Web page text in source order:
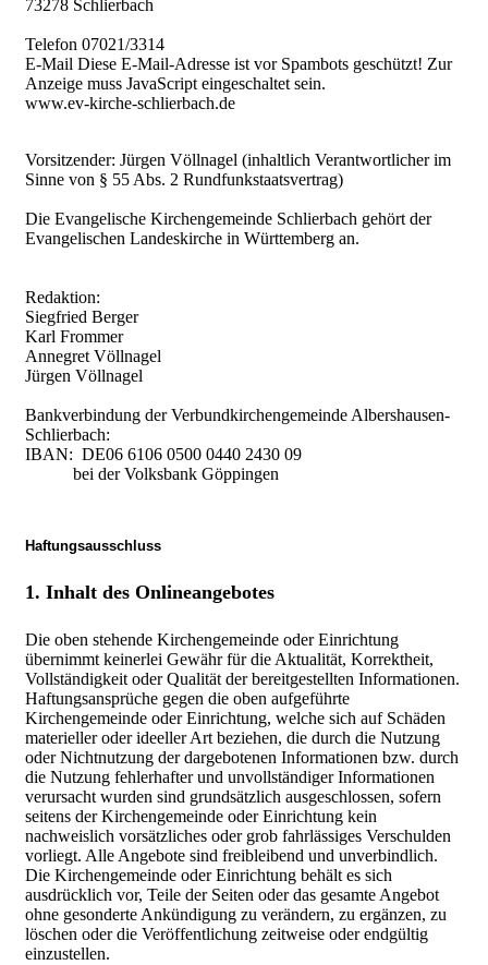
73278 Schlierbach
Telefon 07021/3314
E-Mail Diese E-Mail-Adresse ist vor Spambots geschützt! Zur
Anzeige muss JavaScript eingeschaltet sein.
www.ev-kirche-schlierbach.de
Vorsitzender: Jürgen Völlnagel (inhaltlich Verantwortlicher im
Sinne von § 55 Abs. 2 Rundfunkstaatsvertrag)
Die Evangelische Kirchengemeinde Schlierbach gehört der
Evangelischen Landeskirche in Württemberg an.
Redaktion:
Siegfried Berger
Karl Frommer
Annegret Völlnagel
Jürgen Völlnagel
Bankverbindung der Verbundkirchengemeinde Albershausen-
Schlierbach:
IBAN: DE06 6106 0500 0440 2430 09
bei der Volksbank Göppingen
Haftungsausschluss
1. Inhalt des Onlineangebotes
Die oben stehende Kirchengemeinde oder Einrichtung
übernimmt keinerlei Gewähr für die Aktualität, Korrektheit,
Vollständigkeit oder Qualität der bereitgestellten Informationen.
Haftungsansprüche gegen die oben aufgeführte
Kirchengemeinde oder Einrichtung, welche sich auf Schäden
materieller oder ideeller Art beziehen, die durch die Nutzung
oder Nichtnutzung der dargebotenen Informationen bzw. durch
die Nutzung fehlerhafter und unvollständiger Informationen
verursacht wurden sind grundsätzlich ausgeschlossen, sofern
seitens der Kirchengemeinde oder Einrichtung kein
nachweislich vorsätzliches oder grob fahrlässiges Verschulden
vorliegt. Alle Angebote sind freibleibend und unverbindlich.
Die Kirchengemeinde oder Einrichtung behält es sich
ausdrücklich vor, Teile der Seiten oder das gesamte Angebot
ohne gesonderte Ankündigung zu verändern, zu ergänzen, zu
löschen oder die Veröffentlichung zeitweise oder endgültig
einzustellen.